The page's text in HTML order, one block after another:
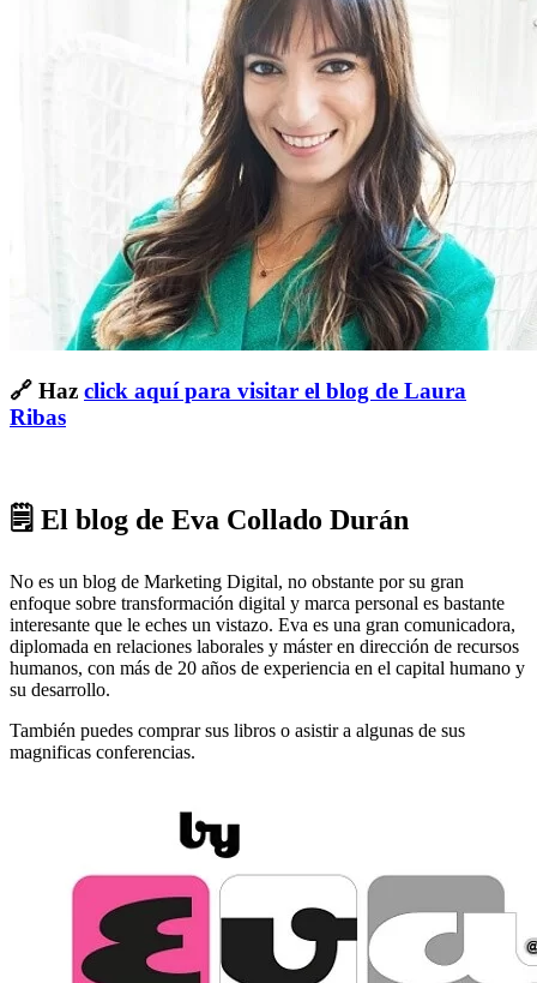
🔗 Haz click aquí para visitar el blog de Laura
Ribas
🗒 El blog de Eva Collado Durán
No es un blog de Marketing Digital, no obstante por su gran
enfoque sobre transformación digital y marca personal es bastante
interesante que le eches un vistazo. Eva es una gran comunicadora,
diplomada en relaciones laborales y máster en dirección de recursos
humanos, con más de 20 años de experiencia en el capital humano y
su desarrollo.
También puedes comprar sus libros o asistir a algunas de sus
magnificas conferencias.